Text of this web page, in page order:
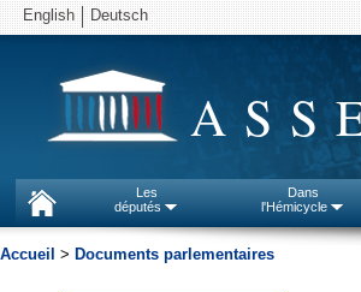
English Deutsch
Les
députés
Dans
l'Hémicycle
Accueil > Documents parlementaires